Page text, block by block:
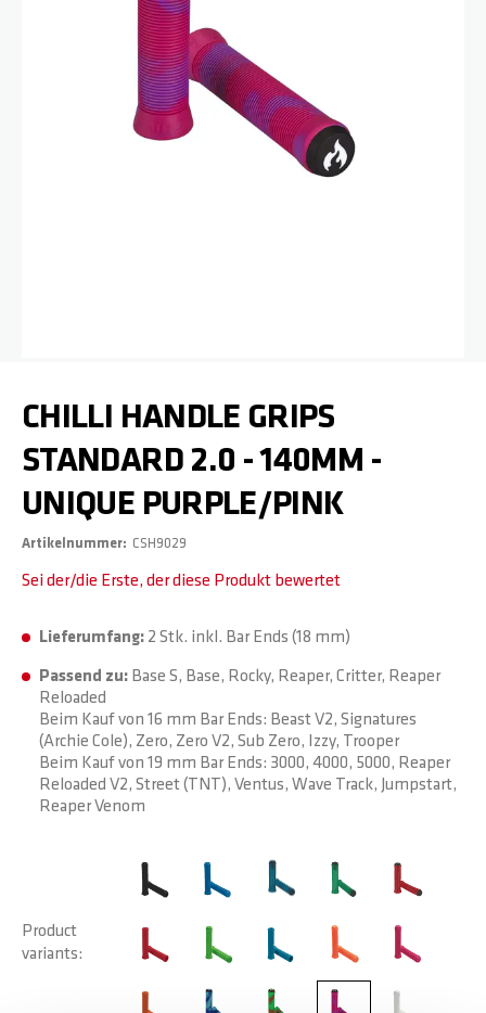
CHILLI HANDLE GRIPS
STANDARD 2.0 - 140MM -
UNIQUE PURPLE/PINK
Artikelnummer CSH9029
Sei der/die Erste, der diese Produkt bewertet
Lieferumfang: 2 Stk. inkl. Bar Ends (18 mm)
Passend zu: Base S, Base, Rocky, Reaper, Critter, Reaper
Reloaded
Beim Kauf von 16 mm Bar Ends: Beast V2, Signatures
(Archie Cole), Zero, Zero V2, Sub Zero, Izzy, Trooper
Beim Kauf von 19 mm Bar Ends: 3000, 4000, 5000, Reaper
Reloaded V2, Street (TNT), Ventus, Wave Track, Jumpstart,
Reaper Venom
Product
variants